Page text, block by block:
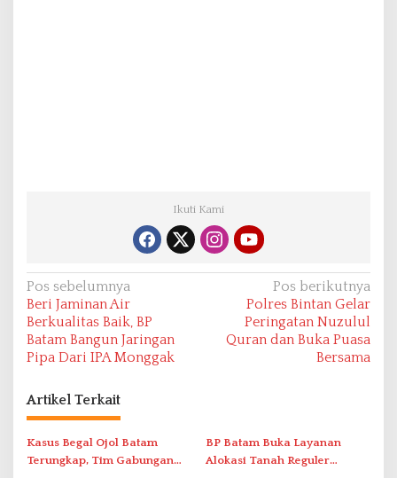
Ikuti Kami
N
a
v
i
g
a
s
i
Pos sebelumnya
Beri Jaminan Air
Berkualitas Baik, BP
Batam Bangun Jaringan
Pipa Dari IPA Monggak
Pos berikutnya
Polres Bintan Gelar
Peringatan Nuzulul
Quran dan Buka Puasa
Bersama
Artikel Terkait
Kasus Begal Ojol Batam
Terungkap, Tim Gabungan
BP Batam Buka Layanan
Alokasi Tanah Reguler